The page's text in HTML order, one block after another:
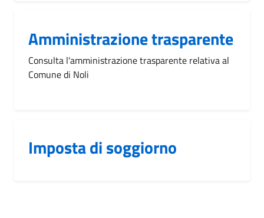
Amministrazione trasparente
Consulta l'amministrazione trasparente relativa al
Comune di Noli
Imposta di soggiorno